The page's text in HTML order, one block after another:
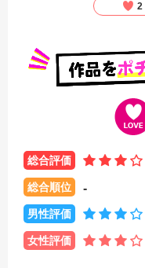
2
総合評価
総合順位 -
男性評価
女性評価